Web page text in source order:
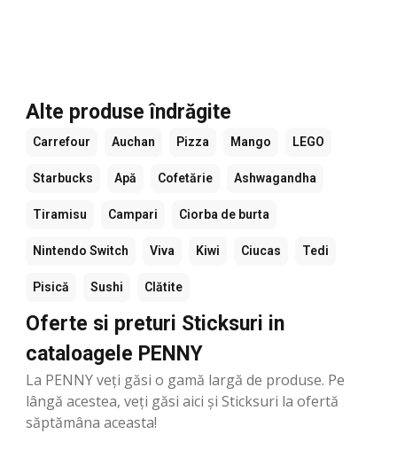
Alte produse îndrăgite
Carrefour Auchan Pizza Mango LEGO
Starbucks Apă Cofetărie Ashwagandha
Tiramisu Campari Ciorba de burta
Nintendo Switch Viva Kiwi Ciucas Tedi
Pisică Sushi Clătite
Oferte si preturi Sticksuri in
cataloagele PENNY
La PENNY veți găsi o gamă largă de produse. Pe
lângă acestea, veți găsi aici și Sticksuri la ofertă
săptămâna aceasta!